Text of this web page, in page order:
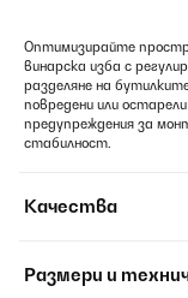
Оптимизирайте
винарска изба с
разделяне на
повредени или
предупреждения за
стабилност.
Качества
Размери и